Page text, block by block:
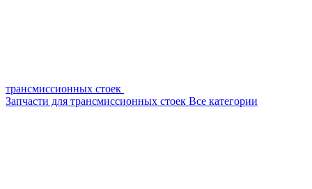
трансмиссионных стоек
Запчасти для трансмиссионных стоек Все категории